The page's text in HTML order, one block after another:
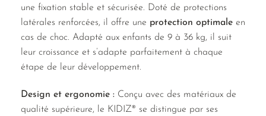
une fixation stable et sécurisée. Doté de protections
latérales renforcées, il offre une protection optimale en
cas de choc. Adapté aux enfants de 9 à 36 kg, il suit
leur croissance et s’adapte parfaitement à chaque
étape de leur développement.
Design et ergonomie : Conçu avec des matériaux de
qualité supérieure, le KIDIZ® se distingue par ses